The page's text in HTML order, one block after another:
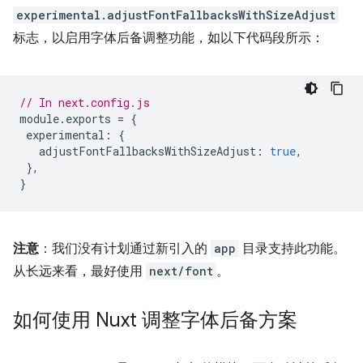
experimental.adjustFontFallbacksWithSizeAdjust
标志，以启用字体后备调整功能，如以下代码段所示：
// In next.config.js
module. exports = {
experimental :
{
adjustFontFallbacksWithSizeAdjust : true,
},
}
注意：我们没有计划通过新引入的 app
目录支持此功能。
从长远来看，最好使用 next/font 。
如何使用 Nuxt 调整字体后备方案